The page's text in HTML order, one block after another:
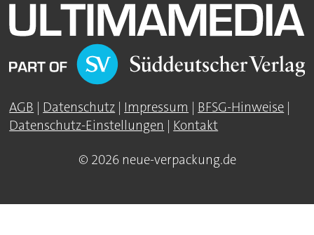
AGB | Datenschutz | Impressum | BFSG-Hinweise |
Datenschutz-Einstellungen | Kontakt
© 2026 neue-verpackung.de